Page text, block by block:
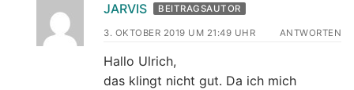
JARVIS BEITRAGSAUTOR
3. OKTOBER 2019 UM 21:49 UHR ANTWORTEN
Hallo Ulrich,
das klingt nicht gut. Da ich mich